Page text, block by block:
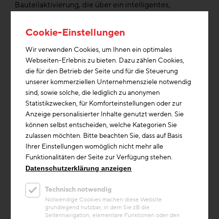
Bauteilaktivierung, die über ein intelligentes,
Heizen als auch Kühlen genutzt wird. Die
Energieversorgung erfolgt fossilfrei über
Tiefenbohrungen, Brunnenanlagen, Wärmepumpen
und Photovoltaik. Überschüssige Energie wird in den
Betonbauteilen zwischengespeichert, wodurch ein
vorausschauendes Last- und Energiemanagement
entsteht. Die Systembauweise mit hohem
Vorfertigungsgrad reduziert Bauzeit und
Materialverbrauch – ein wesentlicher Beitrag zur
Kreislaufwirtschaft.
Neben der technischen Nachhaltigkeit steht auch die
soziale Dimension im Vordergrund: Unterschiedliche
Wohnformen, gemeinschaftlich nutzbare Räume und
begrünte Aufenthaltszonen fördern Nachbarschaft
und Teilhabe. Urban Gardening, schattenspendende
Bäume und eine durchdachte Landschaftsplanung
verbessern das Mikroklima und unterstützen
Cookie-Einstellungen
Wir verwenden Cookies, um Ihnen ein optimales
Webseiten-Erlebnis zu bieten. Dazu zählen Cookies,
die für den Betrieb der Seite und für die Steuerung
unserer kommerziellen Unternehmensziele notwendig
sind, sowie solche, die lediglich zu anonymen
Statistikzwecken, für Komforteinstellungen oder zur
Anzeige personalisierter Inhalte genutzt werden. Sie
können selbst entscheiden, welche Kategorien Sie
zulassen möchten. Bitte beachten Sie, dass auf Basis
Ihrer Einstellungen womöglich nicht mehr alle
Funktionalitäten der Seite zur Verfügung stehen.
Datenschutzerklärung anzeigen
Technisch notwendig
Notwendige Cookies machen diese Website
grundlegend nutzbar, in dem Sie zB die
Seitennavigation, elementare Funktionen oder den